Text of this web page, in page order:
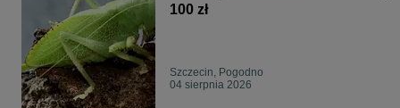
100 zł
Szczecin, Pogodno
04 sierpnia 2026